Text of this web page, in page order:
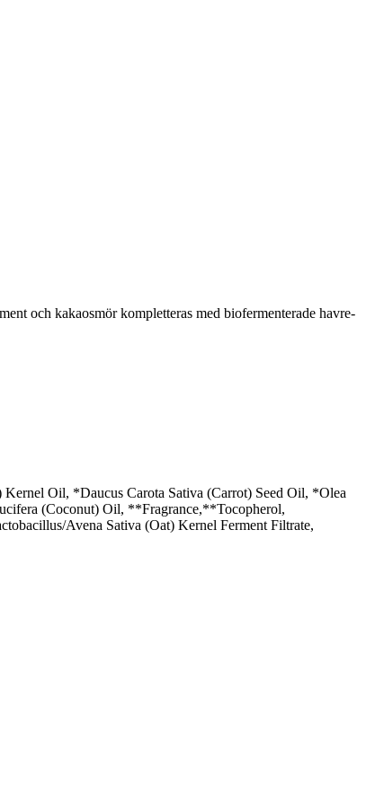
och kakaosmör kompletteras med biofermenterade havre-
Oil, *Daucus Carota Sativa (Carrot) Seed Oil, *Olea
(Coconut) Oil, **Fragrance,**Tocopherol,
Avena Sativa (Oat) Kernel Ferment Filtrate,